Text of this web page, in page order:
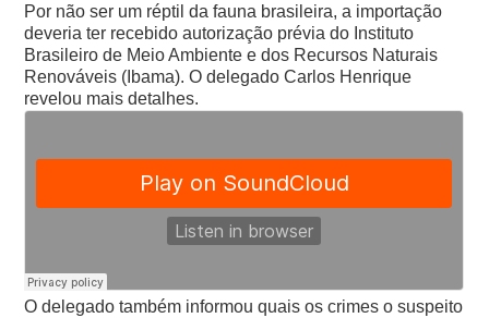
Por não ser um réptil da fauna brasileira, a importação
deveria ter recebido autorização prévia do Instituto
Brasileiro de Meio Ambiente e dos Recursos Naturais
Renováveis (Ibama). O delegado Carlos Henrique
revelou mais detalhes.
O delegado também informou quais os crimes o suspeito